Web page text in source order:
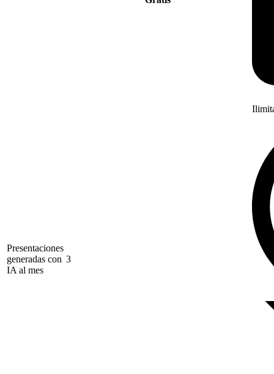
Presentaciones
generadas con
IA al mes
3